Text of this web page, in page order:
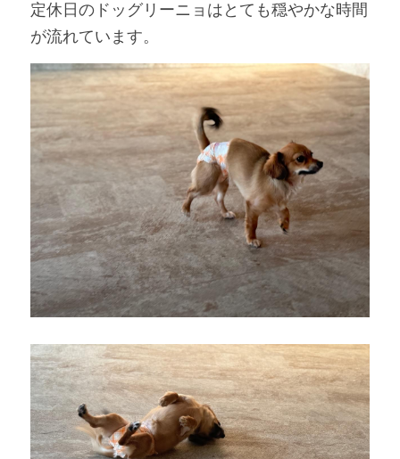
定休日のドッグリーニョはとても穏やかな時間
が流れています。